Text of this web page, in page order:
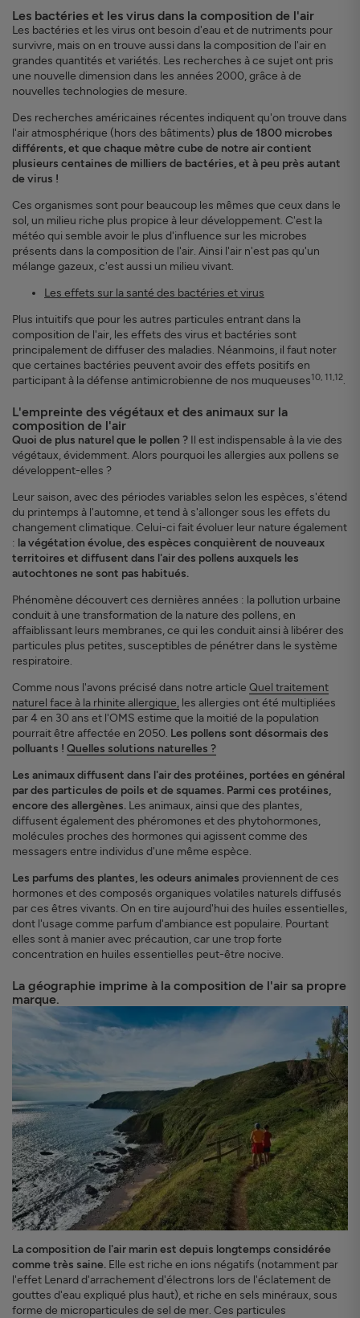
Les bactéries et les virus dans la composition de l'air
Les bactéries et les virus ont besoin d'eau et de nutriments pour
survivre, mais on en trouve aussi dans la composition de l'air en
grandes quantités et variétés. Les recherches à ce sujet ont pris
une nouvelle dimension dans les années 2000, grâce à de
nouvelles technologies de mesure.
Des recherches américaines récentes indiquent qu'on trouve dans
l'air atmosphérique (hors des bâtiments) plus de 1800 microbes
différents, et que chaque mètre cube de notre air contient
plusieurs centaines de milliers de bactéries, et à peu près autant
de virus !
Ces organismes sont pour beaucoup les mêmes que ceux dans le
sol, un milieu riche plus propice à leur développement. C'est la
météo qui semble avoir le plus d'influence sur les microbes
présents dans la composition de l'air. Ainsi l'air n'est pas qu'un
mélange gazeux, c'est aussi un milieu vivant.
Les effets sur la santé des bactéries et virus
Plus intuitifs que pour les autres particules entrant dans la
composition de l'air, les effets des virus et bactéries sont
principalement de diffuser des maladies. Néanmoins, il faut noter
que certaines bactéries peuvent avoir des effets positifs en
participant à la défense antimicrobienne de nos muqueuses10, 11,12.
L'empreinte des végétaux et des animaux sur la
composition de l'air
Quoi de plus naturel que le pollen ? Il est indispensable à la vie des
végétaux, évidemment. Alors pourquoi les allergies aux pollens se
développent-elles ?
Leur saison, avec des périodes variables selon les espèces, s'étend
du printemps à l'automne, et tend à s'allonger sous les effets du
changement climatique. Celui-ci fait évoluer leur nature également
: la végétation évolue, des espèces conquièrent de nouveaux
territoires et diffusent dans l'air des pollens auxquels les
autochtones ne sont pas habitués.
Phénomène découvert ces dernières années : la pollution urbaine
conduit à une transformation de la nature des pollens, en
affaiblissant leurs membranes, ce qui les conduit ainsi à libérer des
particules plus petites, susceptibles de pénétrer dans le système
respiratoire.
Comme nous l'avons précisé dans notre article Quel traitement
naturel face à la rhinite allergique, les allergies ont été multipliées
par 4 en 30 ans et l'OMS estime que la moitié de la population
pourrait être affectée en 2050. Les pollens sont désormais des
polluants ! Quelles solutions naturelles ?
Les animaux diffusent dans l'air des protéines, portées en général
par des particules de poils et de squames. Parmi ces protéines,
encore des allergènes. Les animaux, ainsi que des plantes,
diffusent également des phéromones et des phytohormones,
molécules proches des hormones qui agissent comme des
messagers entre individus d'une même espèce.
Les parfums des plantes, les odeurs animales proviennent de ces
hormones et des composés organiques volatiles naturels diffusés
par ces êtres vivants. On en tire aujourd'hui des huiles essentielles,
dont l'usage comme parfum d'ambiance est populaire. Pourtant
elles sont à manier avec précaution, car une trop forte
concentration en huiles essentielles peut-être nocive.
La géographie imprime à la composition de l'air sa propre
marque.
La composition de l'air marin est depuis longtemps considérée
comme très saine. Elle est riche en ions négatifs (notamment par
l'effet Lenard d'arrachement d'électrons lors de l'éclatement de
gouttes d'eau expliqué plus haut), et riche en sels minéraux, sous
forme de microparticules de sel de mer. Ces particules